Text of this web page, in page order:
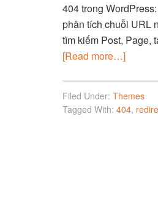
404 trong
phân tích chuỗi URL
tìm kiếm Post, Page,
[Read more…]
Filed Under: Themes
Tagged With: 404,